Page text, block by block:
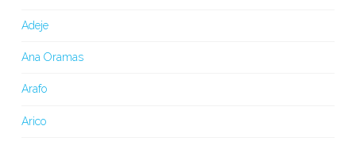
Adeje
Ana Oramas
Arafo
Arico